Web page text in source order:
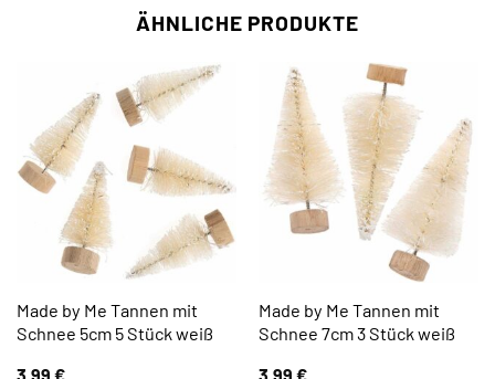
ÄHNLICHE PRODUKTE
Made by Me Tannen mit
Schnee 5cm 5 Stück weiß
Made by Me Tannen mit
Schnee 7cm 3 Stück weiß